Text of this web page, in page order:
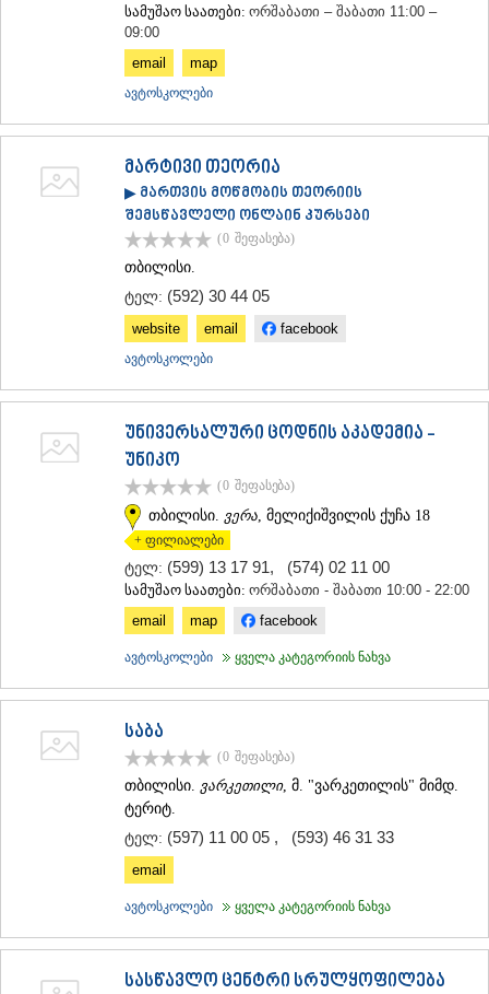
სამუშაო საათები: ორშაბათი – შაბათი 11:00 –
09:00
email
map
ავტოსკოლები
მარტივი თეორია
▶ მართვის მოწმობის თეორიის
შემსწავლელი ონლაინ კურსები
(0 შეფასება)
თბილისი.
ტელ: (592) 30 44 05
website email facebook
ავტოსკოლები
უნივერსალური ცოდნის აკადემია -
უნიკო
(0 შეფასება)
თბილისი. ვერა , მელიქიშვილის ქუჩა 18
+ ფილიალები
ტელ: (599) 13 17 91, (574) 02 11 00
სამუშაო საათები: ორშაბათი - შაბათი 10:00 - 22:00
email
map facebook
ავტოსკოლები ყველა კატეგორიის ნახვა
საბა
(0 შეფასება)
თბილისი. ვარკეთილი, მ. "ვარკეთილის" მიმდ.
ტერიტ.
ტელ: (597) 11 00 05 , (593) 46 31 33
email
ავტოსკოლები ყველა კატეგორიის ნახვა
სასწავლო ცენტრი სრულყოფილება